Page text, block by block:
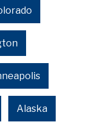
Alaska